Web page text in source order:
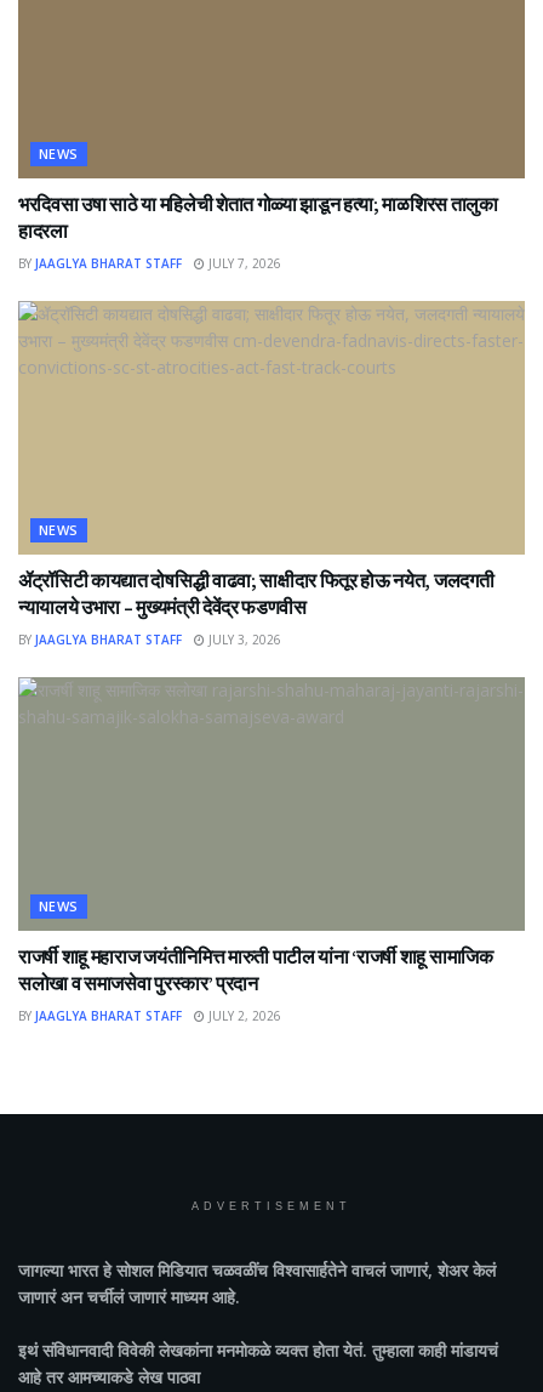
NEWS
भरदिवसा उषा साठे या महिलेची शेतात गोळ्या झाडून हत्या; माळशिरस तालुका
हादरला
BY JAAGLYA BHARAT STAFF JULY 7, 2026
NEWS
ॲट्रॉसिटी कायद्यात दोषसिद्धी वाढवा; साक्षीदार फितूर होऊ नयेत, जलदगती
न्यायालये उभारा – मुख्यमंत्री देवेंद्र फडणवीस
BY JAAGLYA BHARAT STAFF JULY 3, 2026
NEWS
राजर्षी शाहू महाराज जयंतीनिमित्त मारुती पाटील यांना ‘राजर्षी शाहू सामाजिक
सलोखा व समाजसेवा पुरस्कार’ प्रदान
BY JAAGLYA BHARAT STAFF JULY 2, 2026
ADVERTISEMENT
जागल्या भारतहे सोशल मिडियात चळवळींच विश्वासार्हतेने वाचलं जाणारं, शेअर केलं
जाणारं अन चर्चीलं जाणारं माध्यम आहे.
इथं संविधानवादी विवेकी लेखकांना मनमोकळे व्यक्त होता येतं. तुम्हाला काही मांडायचं
आहे तर आमच्याकडे लेख पाठवा